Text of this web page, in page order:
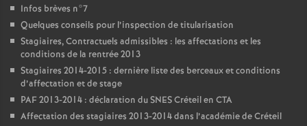
Infos brèves n°7
Quelques conseils pour l’inspection de titularisation
Stagiaires, Contractuels admissibles : les affectations et les
conditions de la rentrée 2013
Stagiaires 2014-2015 : dernière liste des berceaux et conditions
d’affectation et de stage
PAF2013-2014 : déclaration duSNESCréteil en CTA
Affectation des stagiaires 2013-2014 dans l’académie de Créteil